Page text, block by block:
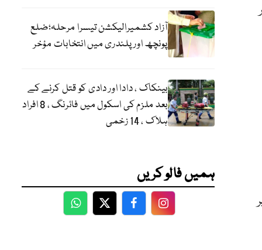
آزاد کشمیرالیکشن تیسرا مرحلہ؛ضلع
پونچھ اور پلندری میں انتخابات مؤخر
بینکاک ، دادا اور دادی کو قتل کرنے کے
بعد ملزم کی اسکول میں فائرنگ ، 8 افراد
ہلاک ، 14 زخمی
ہمیں فالو کریں
WhatsApp
TwitterFacebookFacebook